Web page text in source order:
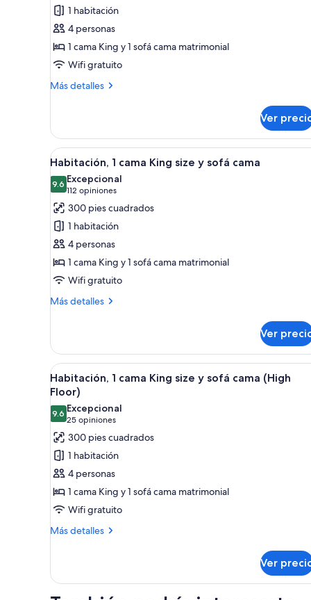
cama
King
size
y
sofá
acceso
para
personas
discapacitadas
(Roll-
In
Shower)
1 habitación
4 personas
1 cama King y 1 sofá cama matrimonial
Wifi gratuito
Más detalles
Más
1
cama
King
y
cama,
con
acceso
para
personas
(Roll-
In
Ver
Abrir
todas
las
fotos
de
Habitación,
1
cama
King
size
cama
Una sala moderna con un
6
Habitación, 1 cama King size y sofá cama
9.69.6 de 10
Excepcional
112 opiniones
(112
opiniones)
300 pies cuadrados
1 habitación
4 personas
1 cama King y 1 sofá cama matrimonial
Wifi gratuito
Más detalles
Más
1
cama
King
size
sofá
cama
Ver
Abrir
todas
las
fotos
de
Habitación,
cama
King
size
y
(High
Floor)
Una habitación de hotel
4
Habitación, 1 cama King size y sofá cama (High
Floor)
9.69.6 de 10
Excepcional
25 opiniones
(25
opiniones)
300 pies cuadrados
1 habitación
4 personas
1 cama King y 1 sofá cama matrimonial
Wifi gratuito
Más detalles
Más
1
Ver